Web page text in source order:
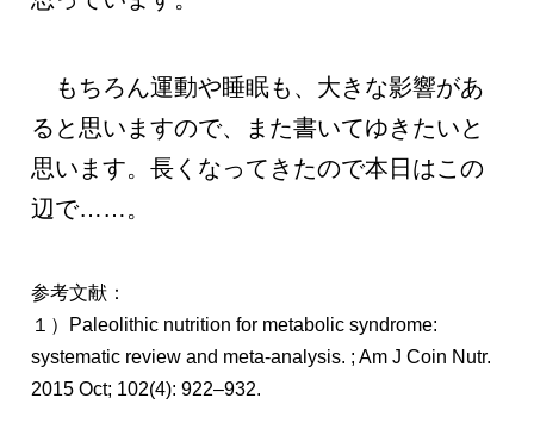
もちろん運動や睡眠も、大きな影響があ
ると思いますので、また書いてゆきたいと
思います。長くなってきたので本日はこの
辺で……。
参考文献：
１）Paleolithic nutrition for metabolic syndrome:
systematic review and meta-analysis. ; Am J Coin Nutr.
2015 Oct; 102(4): 922–932.